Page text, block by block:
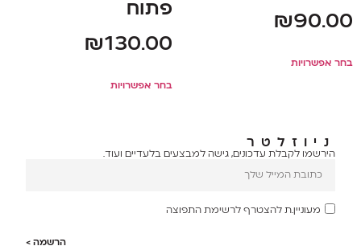
₪90.00
בחר אפשרויות
פתוח
₪130.00
בחר אפשרויות
ניוזלטר
הירשמו לקבלת עדכונים, גישה למבצעים בלעדיים ועוד.
מעוניין.ת להצטרף לרשימת התפוצה
הרשמה >